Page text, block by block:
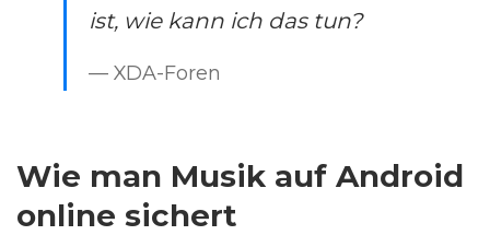
ist, wie kann ich das tun?
— XDA-Foren
Wie man Musik auf Android
online sichert